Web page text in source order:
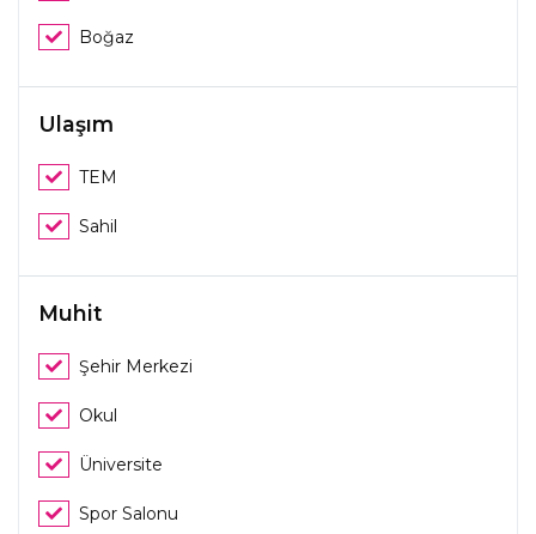
Boğaz
Ulaşım
TEM
Sahil
Muhit
Şehir Merkezi
Okul
Üniversite
Spor Salonu